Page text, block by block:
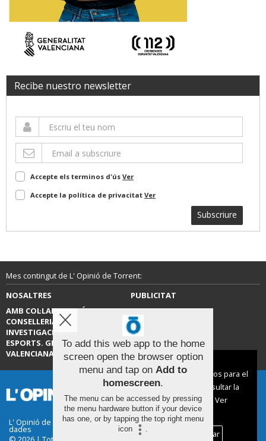
Recibe nuestro newsletter
Accepte els terminos d'ús Ver
Accepte la política de privacitat Ver
Subscriure
Mes contingut de L' Opinió de Torrent:
NOSALTRES
PUBLICITAT
AMB COL·LABORACIÓ DE LA
CONSELLERIA D’EDUCACIÓ,
INVESTIGACIÓ, CULTURA I
ESPORTS. GENERALITAT
VALENCIANA.
CONTACTE
L' Opinió de Torrent |Termes d'ús|Protecció de
dades
Aviso sobre el Uso de cookies:
Utilizamos cookies nuestras y de terceros para el
funcionamiento del digital. Puedes consultar la
lista de cookies y como desconectarlas.
Ver
nuestra Política de Privacidad y Cookies
Aceptar Cookies
Personalizar
To add this web app to the home
screen open the browser option
menu and tap on Add to
homescreen.
The menu can be accessed by pressing
the menu hardware button if your device
has one, or by tapping the top right menu
icon
.